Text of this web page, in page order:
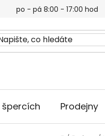
po - pá 8:00 - 17:00 hod
špercích Prodejny